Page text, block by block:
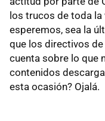
los trucos de toda la
esperemos, sea la
que los directivos
cuenta sobre lo que
contenidos
esta ocasión? Ojalá.